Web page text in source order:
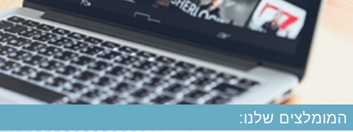
המומלצים שלנו: